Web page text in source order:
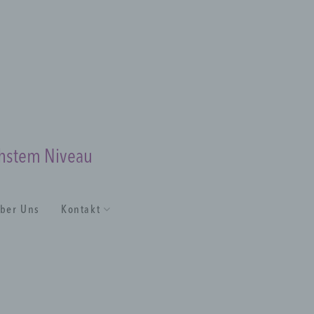
Niveau
Uns Kontakt